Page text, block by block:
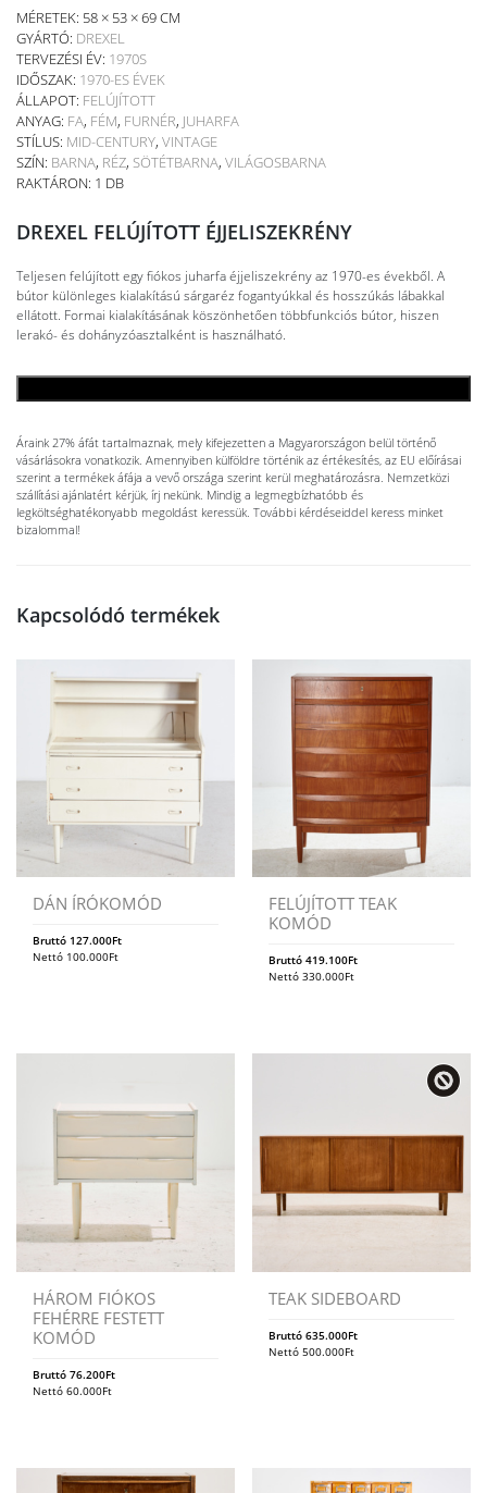
MÉRETEK: 58 × 53 × 69 CM
GYÁRTÓ: DREXEL
TERVEZÉSI ÉV: 1970S
IDŐSZAK: 1970-ES ÉVEK
ÁLLAPOT: FELÚJÍTOTT
ANYAG: FA, FÉM, FURNÉR, JUHARFA
STÍLUS: MID-CENTURY, VINTAGE
SZÍN: BARNA, RÉZ, SÖTÉTBARNA, VILÁGOSBARNA
RAKTÁRON: 1 DB
DREXEL FELÚJÍTOTT ÉJJELISZEKRÉNY
Teljesen felújított egy fiókos juharfa éjjeliszekrény az 1970-es évekből. A
bútor különleges kialakítású sárgaréz fogantyúkkal és hosszúkás lábakkal
ellátott. Formai kialakításának köszönhetően többfunkciós bútor, hiszen
lerakó- és dohányzóasztalként is használható.
Áraink 27% áfát tartalmaznak, mely kifejezetten a Magyarországon belül történő
vásárlásokra vonatkozik. Amennyiben külföldre történik az értékesítés, az EU előírásai
szerint a termékek áfája a vevő országa szerint kerül meghatározásra. Nemzetközi
szállítási ajánlatért kérjük, írj nekünk. Mindig a legmegbízhatóbb és
legköltséghatékonyabb megoldást keressük. További kérdéseiddel keress minket
bizalommal!
Kapcsolódó termékek
DÁN ÍRÓKOMÓD
Bruttó 127.000Ft
Nettó 100.000Ft
FELÚJÍTOTT TEAK
KOMÓD
Bruttó419.100Ft
Nettó330.000Ft
HÁROM FIÓKOS
FEHÉRRE FESTETT
KOMÓD
Bruttó 76.200Ft
Nettó 60.000Ft
TEAK SIDEBOARD
Bruttó635.000Ft
Nettó500.000Ft